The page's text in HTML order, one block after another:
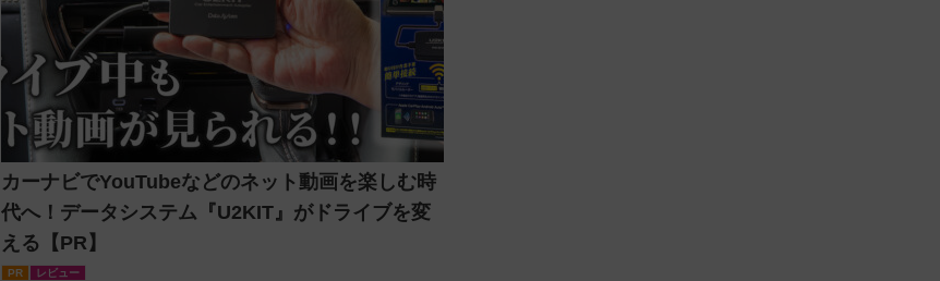
カーナビでYouTubeなどのネット動画を楽しむ時
代へ！データシステム『U2KIT』がドライブを変
える【PR】
PR レビュー